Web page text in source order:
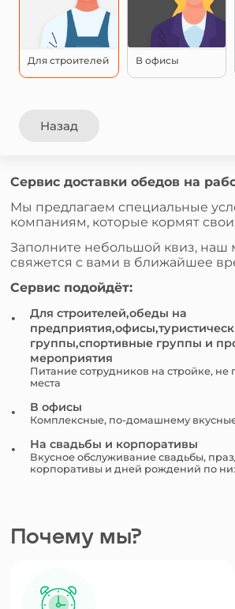
Для строителей В офисы
Назад
Сервис доставки обедов на
Мы предлагаем специальные
компаниям, которые кормят
Заполните небольшой квиз, наш
свяжется с вами в ближайшее
Сервис подойдёт:
Для строителей,обеды на
группы,спортивные группы и
мероприятия
Питание сотрудников на стройке, не
места
В офисы
Комплексные, по-домашнему
На свадьбы и корпоративы
Вкусное обслуживание свадьбы,
корпоративы и дней рождений по
Почему мы?